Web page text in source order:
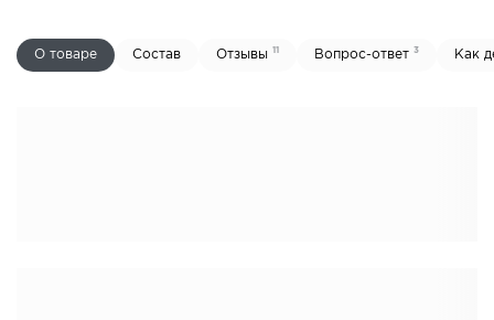
О товаре Состав Отзывы 11 Вопрос-ответ 3 Как